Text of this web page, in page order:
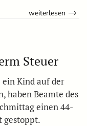
weiterlesen
Steuer
ein Kind auf der
haben Beamte des
einen 44-
gestoppt.